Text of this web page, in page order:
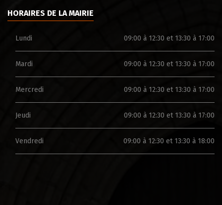
HORAIRES DE LA MAIRIE
Lundi 09:00 à 12:30 et 13:30 à 17:00
Mardi 09:00 à 12:30 et 13:30 à 17:00
Mercredi 09:00 à 12:30 et 13:30 à 17:00
Jeudi 09:00 à 12:30 et 13:30 à 17:00
Vendredi 09:00 à 12:30 et 13:30 à 18:00